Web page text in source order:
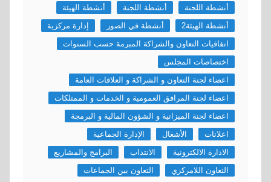
أنشطة اللجنة
أنشطة اللجنة
أنشطة الهيئة
أنشطة الهيئة2
أنشطة في الصور
إدارة مركزية
اتفاقيات التعاون والشراكة المبرمة حسب السنوات
اختصاصات المجلس
اعضاء لجنة التعاون و الشراكة و العلاقات العامة
اعضاء لجنة المرافق العمومية و الخدمات و الممتلكات
اعضاء لجنة الميزانية و الشؤون المالية و البرمجة
اعلانات
الأشغال
الإدارة الجماعية
الادارة الالكترونية
الانتداب
البرامج والمشاريع
التعاون اللامركزي
التعاون بين الجماعات